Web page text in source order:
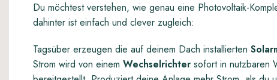
Du möchtest verstehen, wie genau eine Photovoltaik-
dahinter ist einfach und clever zugleich:
Tagsüber erzeugen die auf deinem Dach installierten
Strom wird von einem Wechselrichter sofort in nutzbaren